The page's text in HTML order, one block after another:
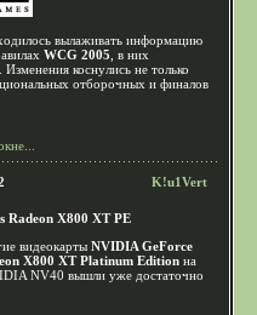
вылаживать информацию
WCG 2005 , в них
коснулись не только
отборочных и финалов
K!u1Vert
Radeon X800 XT PE
видеокарты NVIDIA GeForce
X800 XT Platinum Edition на
NV40 вышли уже достаточно